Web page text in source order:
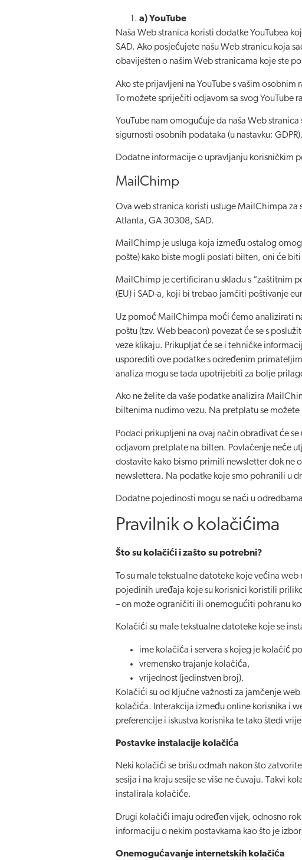
a) YouTube
Naša Web stranica koristi dodatke YouTubea
SAD. Ako posjećujete našu Web stranicu koja
obaviješten o našim Web stranicama koje ste
Ako ste prijavljeni na YouTube s vašim
To možete spriječiti odjavom sa svog YouTube
YouTube nam omogućuje da naša Web
sigurnosti osobnih podataka (u nastavku: GDPR).
Dodatne informacije o upravljanju korisničkim
MailChimp
Ova web stranica koristi usluge MailChimpa za
Atlanta, GA 30308, SAD.
MailChimp je usluga koja između ostalog
pošte) kako biste mogli poslati bilten, oni će
MailChimp je certificiran u skladu s “zaštitnim
(EU) i SAD-a, koji bi trebao jamčiti poštivanje
Uz pomoć MailChimpa moći ćemo analizirati
poštu (tzv. Web beacon) povezat će se s
veze klikaju. Prikupljat će se i tehničke
usporediti ove podatke s određenim
analiza mogu se tada upotrijebiti za bolje
Ako ne želite da vaše podatke analizira
biltenima nudimo vezu. Na pretplatu se
Podaci prikupljeni na ovaj način obrađivat će
odjavom pretplate na bilten. Povlačenje neće
dostavite kako bismo primili newsletter dok ne
newslettera. Na podatke koje smo pohranili u
Dodatne pojedinosti mogu se naći u
Pravilnik o kolačićima
Što su kolačići i zašto su potrebni?
To su male tekstualne datoteke koje većina
pojedinih uređaja koje su korisnici koristili
– on može ograničiti ili onemogućiti pohranu
Kolačići su male tekstualne datoteke koje se
ime kolačića i servera s kojeg je kolačić
vremensko trajanje kolačića,
vrijednost (jedinstven broj).
Kolačići su od ključne važnosti za jamčenje
kolačića. Interakcija između online korisnika i
preferencije i iskustva korisnika te tako štedi
Postavke instalacije kolačića
Neki kolačići se brišu odmah nakon što
sesija i na kraju sesije se više ne čuvaju. Takvi
instalirala kolačiće.
Drugi kolačići imaju određen vijek, odnosno
informaciju o nekim postavkama kao što je
Onemogućavanje internetskih kolačića